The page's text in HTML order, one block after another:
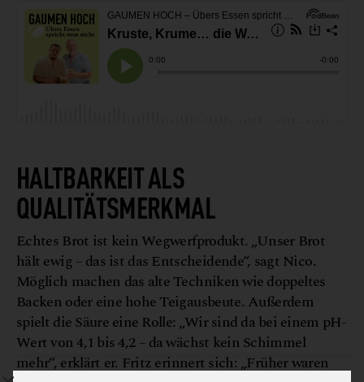
HALTBARKEIT ALS
QUALITÄTSMERKMAL
Echtes Brot ist kein Wegwerfprodukt. „Unser Brot
hält ewig – das ist das Entscheidende“, sagt Nico.
Möglich machen das alte Techniken wie doppeltes
Backen oder eine hohe Teigausbeute. Außerdem
spielt die Säure eine Rolle: „Wir sind da bei einem pH-
Wert von 4,1 bis 4,2 – da wächst kein Schimmel
mehr“, erklärt er. Fritz erinnert sich: „Früher waren